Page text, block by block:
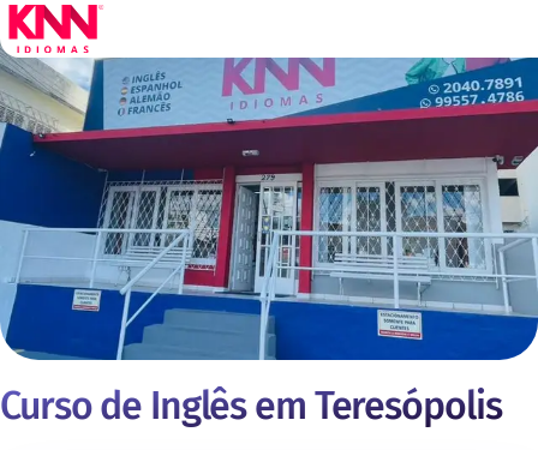
Curso de Inglês em Teresópolis